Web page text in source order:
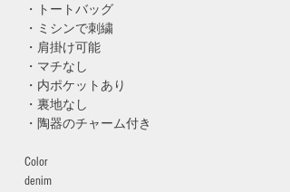
・トートバッグ
・ミシンで刺繍
・肩掛け可能
・マチなし
・内ポケットあり
・裏地なし
・陶器のチャーム付き
Color
denim